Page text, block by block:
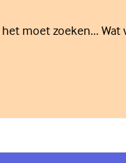
moet zoeken...